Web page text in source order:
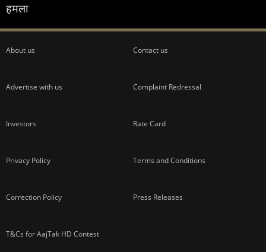
हमला
About us Contact us
Advertise with us Complaint Redressal
Investors Rate Card
Privacy Policy Terms and Conditions
Correction Policy Press Releases
T&Cs for AajTak HD Contest